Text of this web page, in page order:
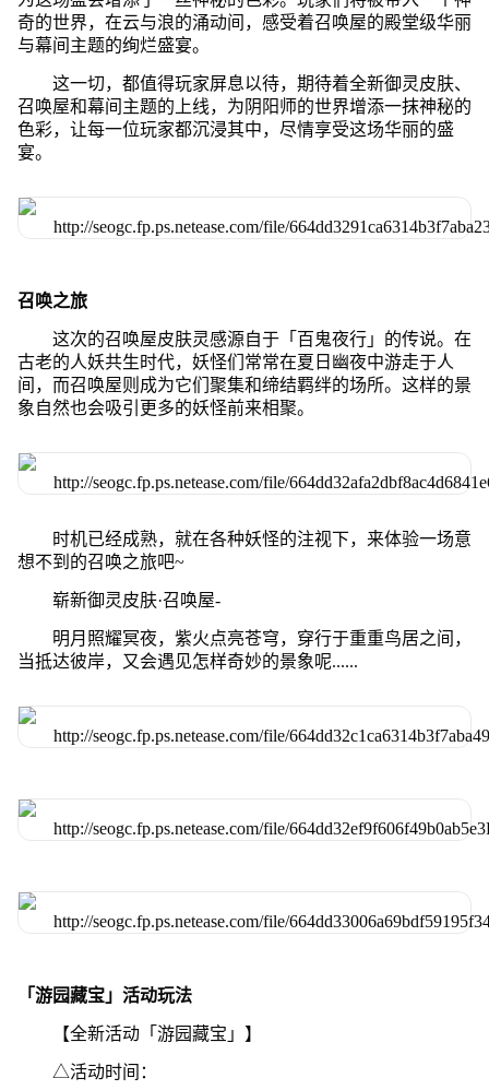
奇的世界，在云与浪的涌动间，感受着召唤屋的殿堂级华丽
与幕间主题的绚烂盛宴。
这一切，都值得玩家屏息以待，期待着全新御灵皮肤、
召唤屋和幕间主题的上线，为阴阳师的世界增添一抹神秘的
色彩，让每一位玩家都沉浸其中，尽情享受这场华丽的盛
宴。
召唤之旅
这次的召唤屋皮肤灵感源自于「百鬼夜行」的传说。在
古老的人妖共生时代，妖怪们常常在夏日幽夜中游走于人
间，而召唤屋则成为它们聚集和缔结羁绊的场所。这样的景
象自然也会吸引更多的妖怪前来相聚。
时机已经成熟，就在各种妖怪的注视下，来体验一场意
想不到的召唤之旅吧~
崭新御灵皮肤·召唤屋-
明月照耀冥夜，紫火点亮苍穹，穿行于重重鸟居之间，
当抵达彼岸，又会遇见怎样奇妙的景象呢......
「游园藏宝」活动玩法
【全新活动「游园藏宝」】
△活动时间：